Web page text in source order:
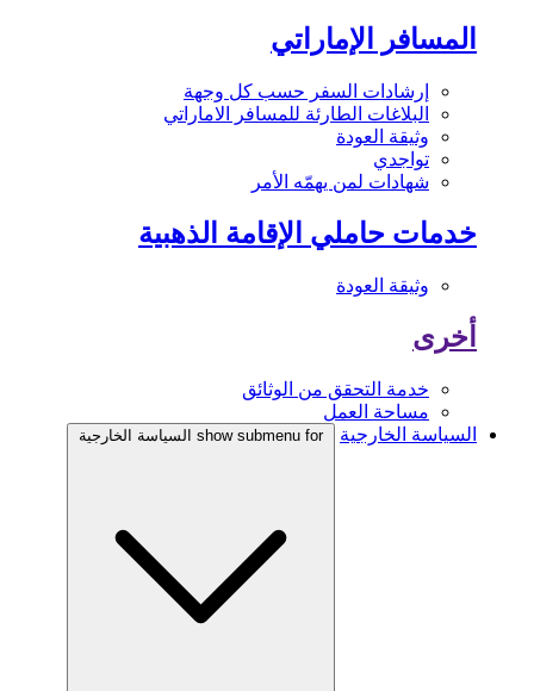
المسافر الإماراتي
إرشادات السفر حسب كل وجهة
البلاغات الطارئة للمسافر الاماراتي
وثيقة العودة
تواجدي
شهادات لمن يهمّه الأمر
خدمات حاملي الإقامة الذهبية
وثيقة العودة
أخرى
خدمة التحقق من الوثائق
مساحة العمل
السياسة الخارجية
show submenu for السياسة الخارجية